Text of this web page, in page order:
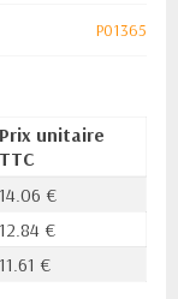
P01365
Prix unitaire
TTC
14.06 €
12.84 €
11.61 €